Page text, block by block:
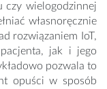
czy wielogodzinnej
własnoręcznie
rozwiązaniem IoT,
jak i jego
pozwala to
opuści w sposób